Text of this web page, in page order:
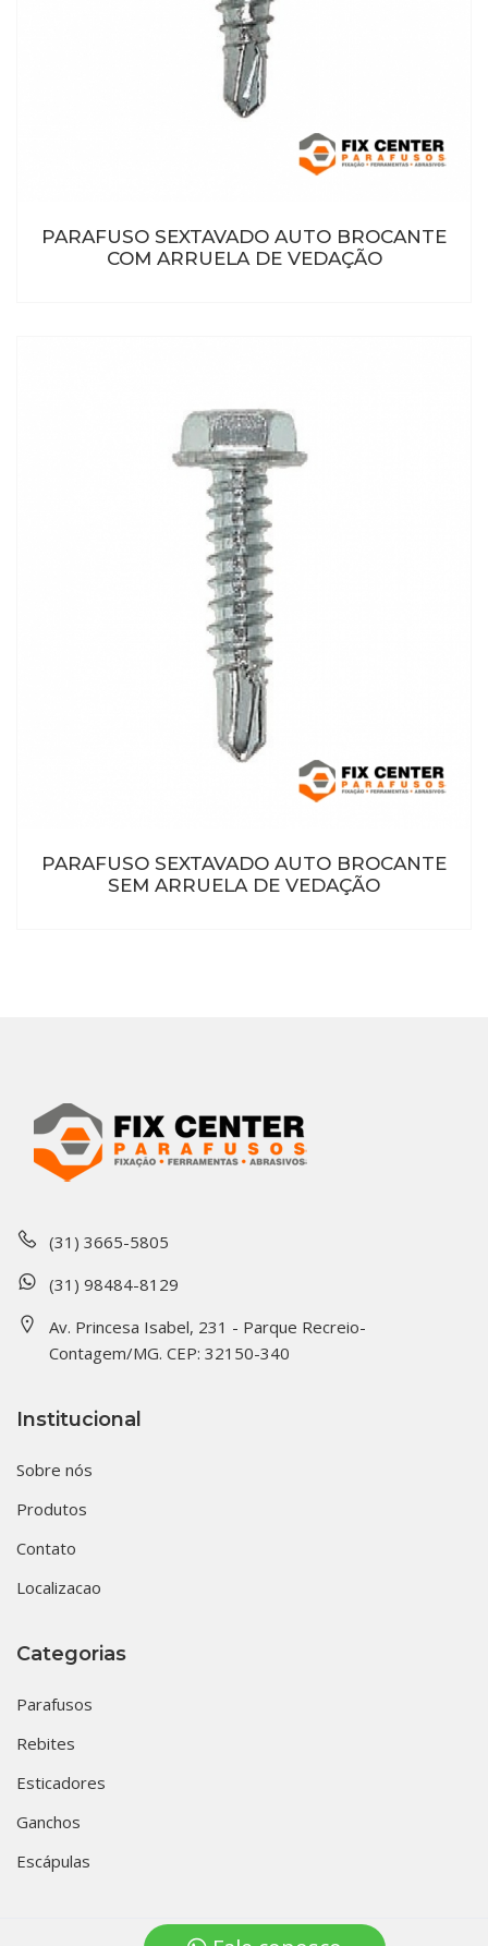
PARAFUSO SEXTAVADO AUTO BROCANTE
COM ARRUELA DE VEDAÇÃO
PARAFUSO SEXTAVADO AUTO BROCANTE
SEM ARRUELA DE VEDAÇÃO
(31) 3665-5805
(31) 98484-8129
Av. Princesa Isabel, 231 - Parque Recreio-
Contagem/MG. CEP: 32150-340
Institucional
Sobre nós
Produtos
Contato
Localizacao
Categorias
Parafusos
Rebites
Esticadores
Ganchos
Escápulas